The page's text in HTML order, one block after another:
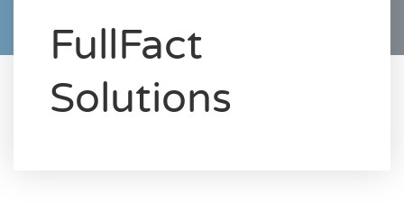
FullFact
Solutions